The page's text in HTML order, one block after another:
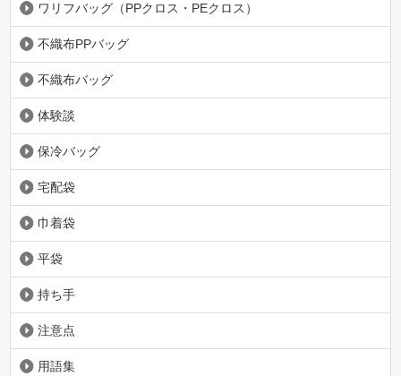
ワリフバッグ（PPクロス・PEクロス）
不織布PPバッグ
不織布バッグ
体験談
保冷バッグ
宅配袋
巾着袋
平袋
持ち手
注意点
用語集